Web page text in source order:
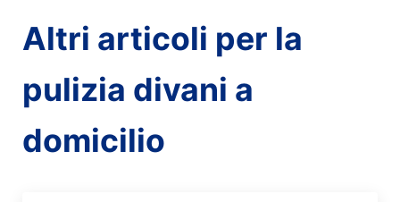
Altri articoli per la
pulizia divani a
domicilio